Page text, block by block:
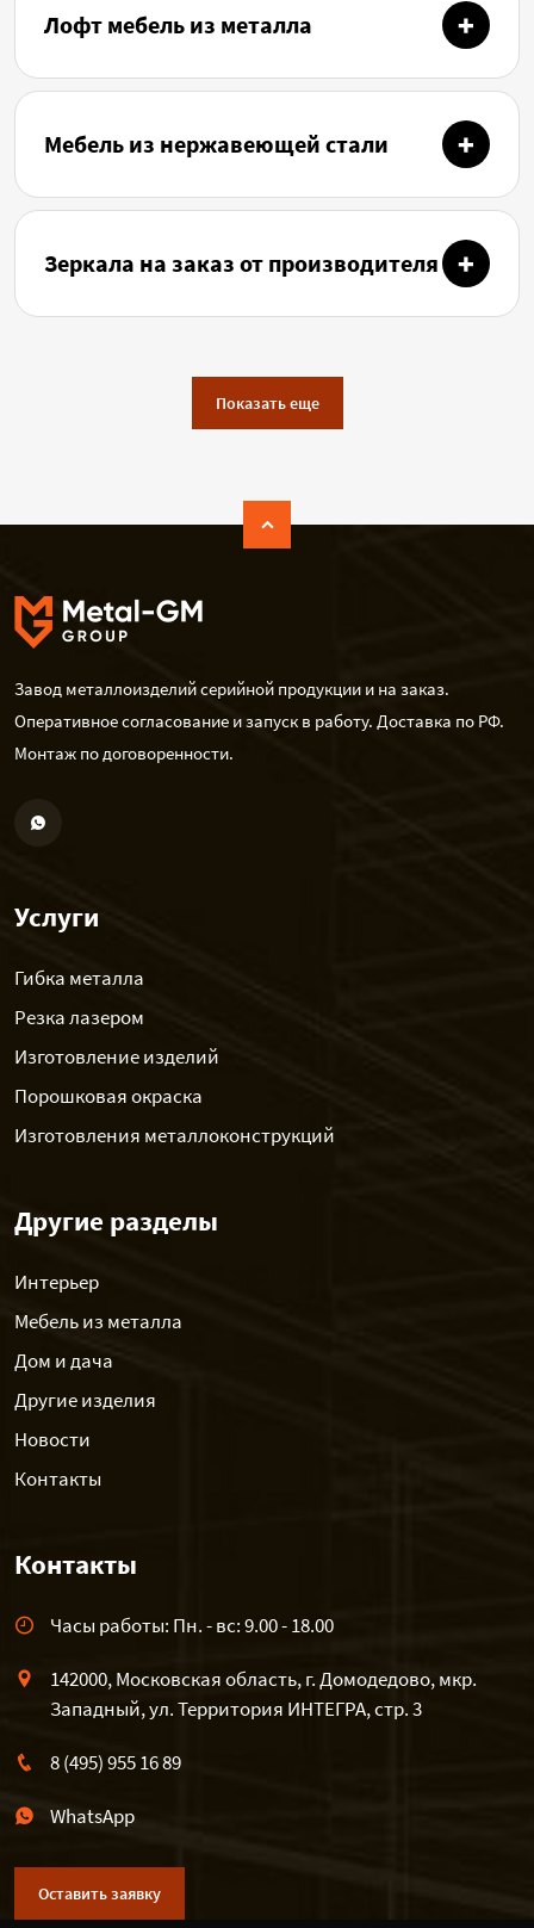
Лофт мебель из металла
Мебель из нержавеющей стали
Зеркала на заказ от производителя
Показать еще
Завод металлоизделий серийной продукции и на заказ.
Оперативное согласование и запуск в работу. Доставка по РФ.
Монтаж по договоренности.
Услуги
Гибка металла
Резка лазером
Изготовление изделий
Порошковая окраска
Изготовления металлоконструкций
Другие разделы
Интерьер
Мебель из металла
Дом и дача
Другие изделия
Новости
Контакты
Контакты
Часы работы: Пн. - вс: 9.00 - 18.00
142000, Московская область, г. Домодедово, мкр.
Западный, ул. Территория ИНТЕГРА, стр. 3
8 (495) 955 16 89
WhatsApp
Оставить заявку